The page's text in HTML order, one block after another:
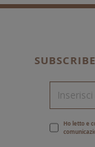
Ho letto e